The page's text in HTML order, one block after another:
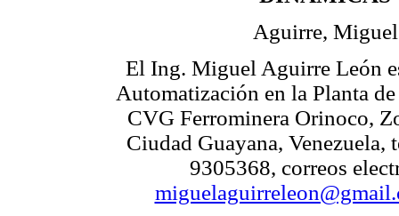
Aguirre, Miguel
El Ing. Miguel Aguirre León
Automatización en la Planta
CVG Ferrominera Orinoco,
Ciudad Guayana, Venezuela,
9305368, correos